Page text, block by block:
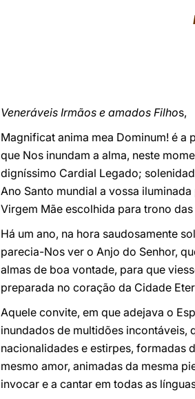
Veneráveis Irmãos e amados Filhos,
Magnificat anima mea Dominum! é a
que Nos inundam a alma, neste
digníssimo Cardial Legado;
Ano Santo mundial a vossa
Virgem Mãe escolhida para trono
Há um ano, na hora saudosamente
parecia-Nos ver o Anjo do Senhor,
almas de boa vontade, para que
preparada no coração da Cidade
Aquele convite, em que adejava o
inundados de multidões incontáveis,
nacionalidades e estirpes, formadas
mesmo amor, animadas da mesma
invocar e a cantar em todas as